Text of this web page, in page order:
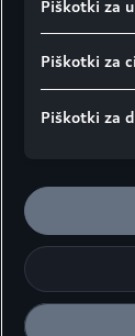
²Širina
Podatki so
Piškotki za
Piškotki za
Piškotki za